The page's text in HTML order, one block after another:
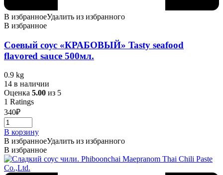
В избранноеУдалить из избранного
В избранное
Соевый соус «КРАБОВЫЙ» Tasty seafood
flavored sauce 500мл.
0.9 kg
14 в наличии
Оценка 5.00 из 5
1 Ratings
340₽
В корзину
В избранноеУдалить из избранного
В избранное